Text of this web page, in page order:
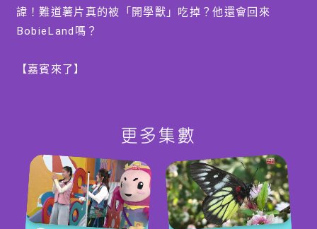
諱！難道薯片真的被「開學獸」吃掉？他還會回來
BobieLand嗎？
【嘉賓來了】
什麼會成為收藏家，推廣文具教育：瞭解文具背後原理
及意義，並向小朋友介紹一些已消失的懷舊文具，當中
大家又認識幾多呢？
更多集數